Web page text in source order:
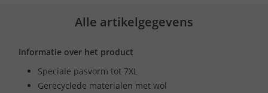
Alle artikelgegevens
Informatie over het product
Speciale pasvorm tot 7XL
Gerecyclede materialen met wol